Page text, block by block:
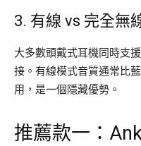
3. 有線 vs 完全無
大多數頭戴式耳機同時支
接。有線模式音質通常比
用，是一個隱藏優勢。
推薦款一：